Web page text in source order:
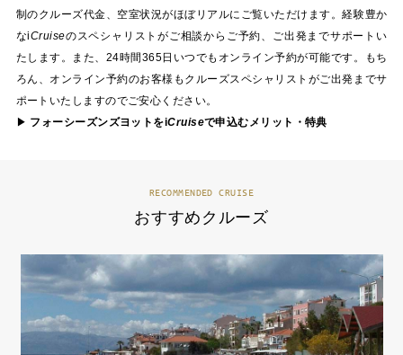
制のクルーズ代金、空室状況がほぼリアルにご覧いただけます。経験豊か
なiCruiseのスペシャリストがご相談からご予約、ご出発までサポートい
たします。また、24時間365日いつでもオンライン予約が可能です。もち
ろん、オンライン予約のお客様もクルーズスペシャリストがご出発までサ
ポートいたしますのでご安心ください。
▶ フォーシーズンズヨットをiCruiseで申込むメリット・特典
RECOMMENDED CRUISE
おすすめクルーズ